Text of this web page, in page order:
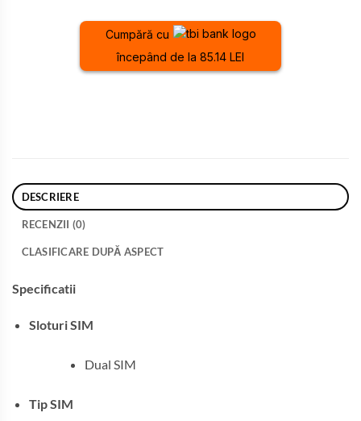
Cumpără cu
începând de la 85.14 LEI
DESCRIERE
RECENZII (0)
CLASIFICARE DUPĂ ASPECT
Specificatii
Sloturi SIM
Dual SIM
Tip SIM